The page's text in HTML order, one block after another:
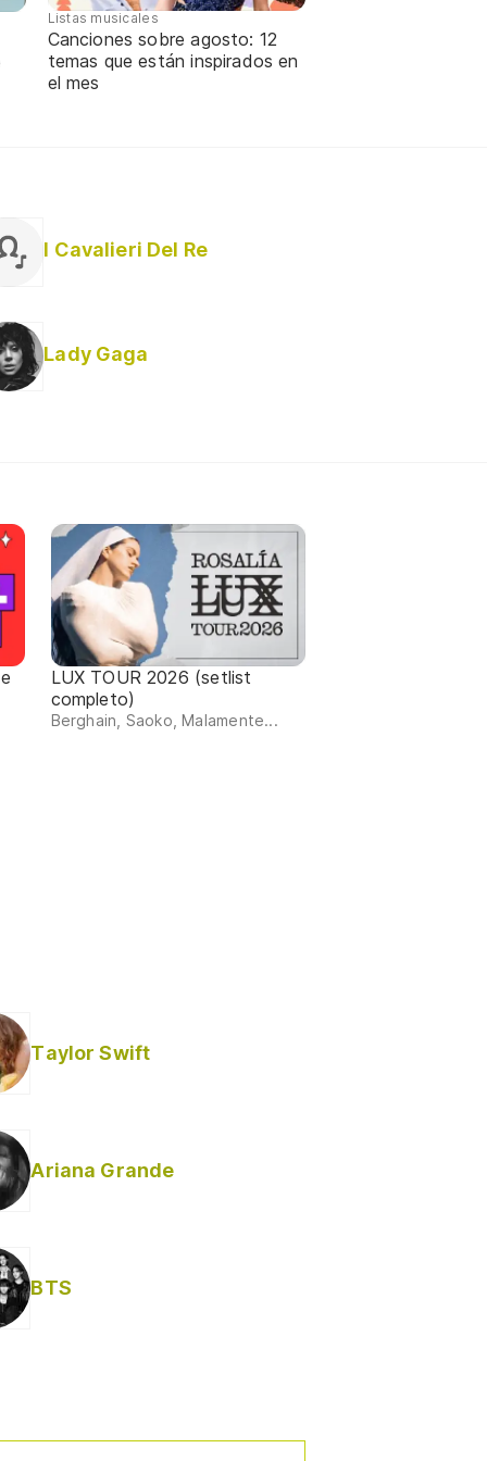
Listas musicales
Canciones sobre agosto: 12
temas que están inspirados en
el mes
I Cavalieri Del Re
Lady Gaga
LUX TOUR 2026 (setlist
completo)
Berghain, Saoko, Malamente...
Taylor Swift
Ariana Grande
BTS